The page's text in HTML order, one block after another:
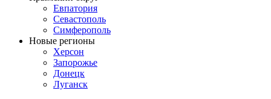
Евпатория
Севастополь
Симферополь
Новые регионы
Херсон
Запорожье
Донецк
Луганск